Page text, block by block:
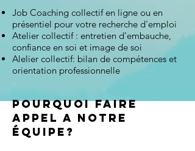
Job Coaching collectif en ligne ou en
présentiel pour votre recherche d'emploi
Atelier collectif : entretien d'embauche,
confiance en soi et image de soi
Alelier collectif: bilan de compétences et
orientation professionnelle
Pourquoi faire
appel a notre
équipe?